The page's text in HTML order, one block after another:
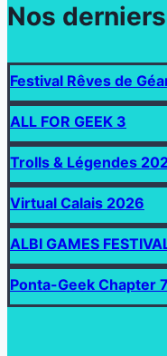
Nos
Festival Rêves de
ALL FOR GEEK 3
Trolls & Légendes
Virtual Calais 2026
ALBI GAMES
Ponta-Geek Chapter 7